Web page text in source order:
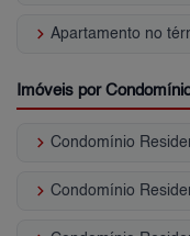
keyboard_arrow_right
Imóveis por
keyboard_arrow_right
keyboard_arrow_right